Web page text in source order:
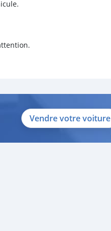
Vendre votre voiture